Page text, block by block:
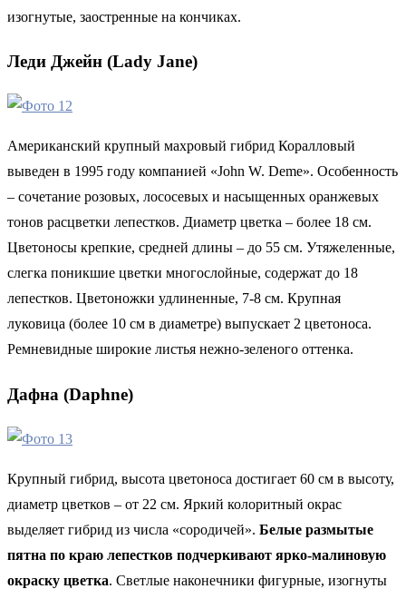
изогнутые, заостренные на кончиках.
Леди Джейн (Lady Jane)
Американский крупный махровый гибрид Коралловый
выведен в 1995 году компанией «John W. Deme». Особенность
– сочетание розовых, лососевых и насыщенных оранжевых
тонов расцветки лепестков. Диаметр цветка – более 18 см.
Цветоносы крепкие, средней длины – до 55 см. Утяжеленные,
слегка поникшие цветки многослойные, содержат до 18
лепестков. Цветоножки удлиненные, 7-8 см. Крупная
луковица (более 10 см в диаметре) выпускает 2 цветоноса.
Ремневидные широкие листья нежно-зеленого оттенка.
Дафна (Daphne)
Крупный гибрид, высота цветоноса достигает 60 см в высоту,
диаметр цветков – от 22 см. Яркий колоритный окрас
выделяет гибрид из числа «сородичей». Белые размытые
пятна по краю лепестков подчеркивают ярко-малиновую
окраску цветка. Светлые наконечники фигурные, изогнуты